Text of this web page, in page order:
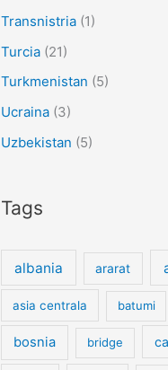
Transnistria(1)
Turcia(21)
Turkmenistan (5)
Ucraina(3)
Uzbekistan (5)
Tags
albania ararat
asia centrala batumi
bosnia bridge